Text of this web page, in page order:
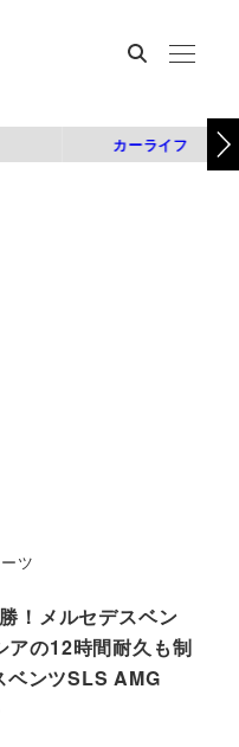
カーライフ
ツ
！メルセデスベン
の12時間耐久も制
ベンツSLS AMG